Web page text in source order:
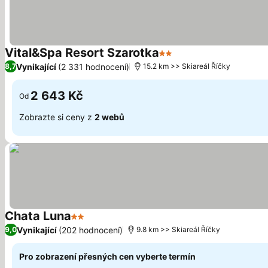
Vital&Spa Resort Szarotka2 Počet hvězdiček
8,7Vynikající (2 331 hodnocení) 15.2 km >> Skiareál Říčky
Od 2 643 Kč
Zobrazte si ceny z 2 webů
Chata Luna2 Počet hvězdiček
9,0Vynikající (202 hodnocení) 9.8 km >> Skiareál Říčky
Pro zobrazení přesných cen vyberte termín